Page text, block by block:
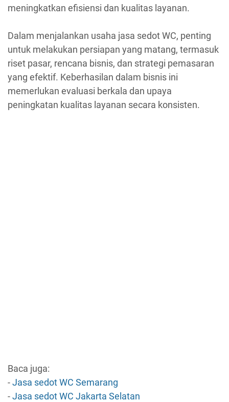
meningkatkan efisiensi dan kualitas layanan.
Dalam menjalankan usaha jasa sedot WC, penting
untuk melakukan persiapan yang matang, termasuk
riset pasar, rencana bisnis, dan strategi pemasaran
yang efektif. Keberhasilan dalam bisnis ini
memerlukan evaluasi berkala dan upaya
peningkatan kualitas layanan secara konsisten.
Baca juga:
-Jasa sedot WC Semarang
-Jasa sedot WC Jakarta Selatan